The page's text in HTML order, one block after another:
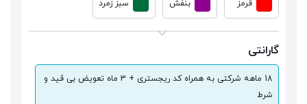
قرمز بنفش سبز زمرد
گارانتی
18 ماهه شرکتی به همراه کد ریجستری + 3 ماه تعویض بی قید و
شرط